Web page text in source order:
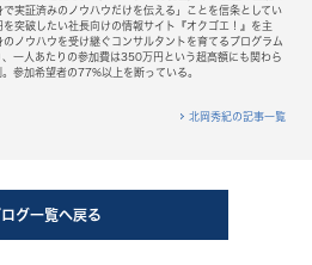
で実証済みのノウハウだけを伝える」ことを信条としてい
を突破したい社長向けの情報サイト『オクゴエ！』を主
のノウハウを受け継ぐコンサルタントを育てるプログラム
、一人あたりの参加費は350万円という超高額にも関わら
。参加希望者の77%以上を断っている。
北岡秀紀の記事一覧
ログ一覧へ戻る